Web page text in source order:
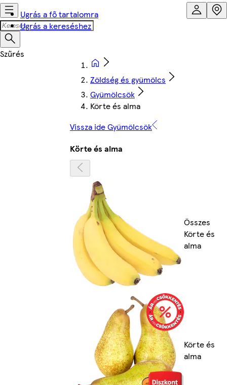
Ugrás a fő tartalomra
Ugrás a kereséshez
Zöldség és gyümölcs
Gyümölcsök
Körte és alma
Vissza ide Gyümölcsök
Körte és alma
Összes
Körte és
alma
Körte és
alma